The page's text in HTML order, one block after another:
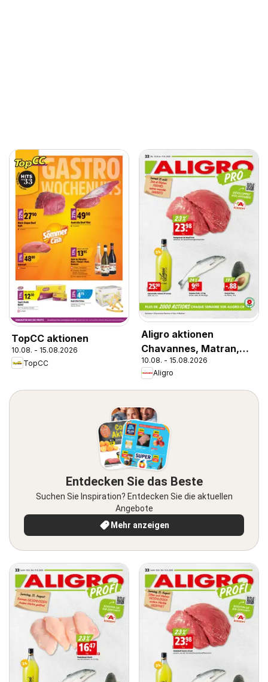
TopCC aktionen
10.08. - 15.08.2026
TopCC
Aligro aktionen
Chavannes, Matran,
Genève, Sion
10.08. - 15.08.2026
Aligro
Entdecken Sie das Beste
Suchen Sie Inspiration? Entdecken Sie die aktuellen
Angebote
Mehr anzeigen